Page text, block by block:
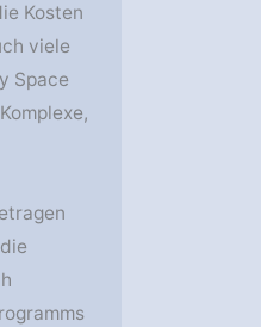
Kosten
viele
Space